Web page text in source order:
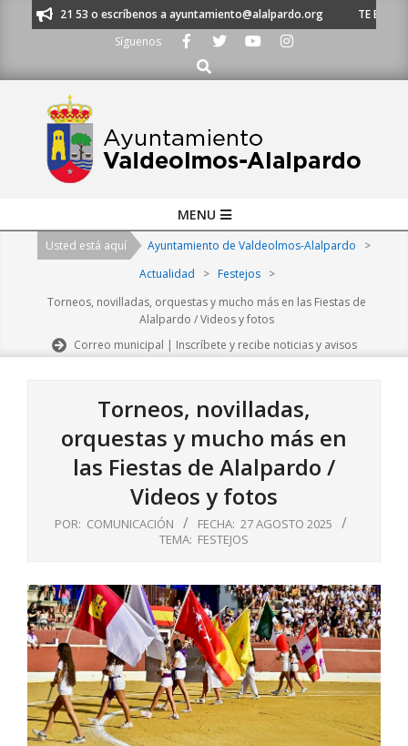
620 21 53 o escríbenos a ayuntamiento@alalpardo.org
TE
Síguenos
Buscar
Navigation
MENU
Usted está aquí Ayuntamiento de Valdeolmos-Alalpardo
>
Actualidad
> Festejos
>
Torneos, novilladas, orquestas y mucho más en las Fiestas de
Alalpardo / Videos y fotos
Correo municipal | Inscríbete y recibe noticias y avisos
Torneos, novilladas,
orquestas y mucho más en
las Fiestas de Alalpardo /
Videos y fotos
POR: COMUNICACIÓN FECHA: 27 AGOSTO 2025
TEMA: FESTEJOS